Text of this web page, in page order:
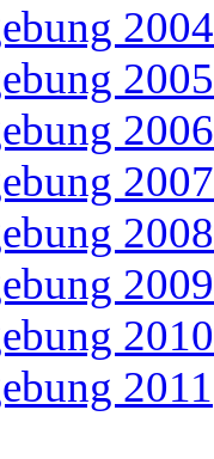
2004
2005
2006
2007
2008
2009
2010
2011